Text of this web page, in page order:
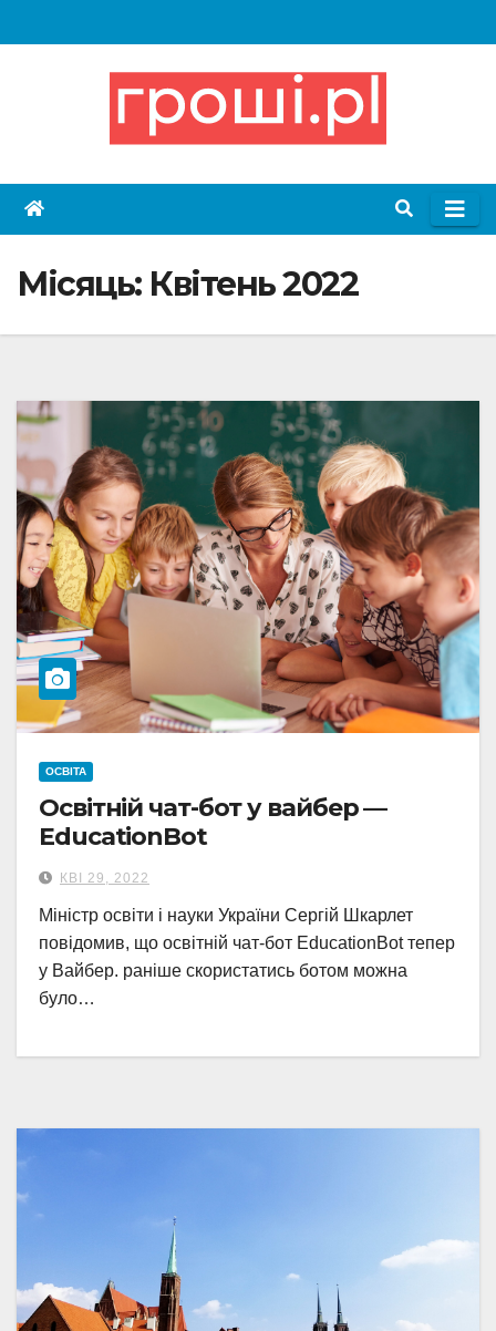
to
Місяць: Квітень 2022
ОСВІТА
Освітній чат-бот у вайбер —
EducationBot
КВІ 29, 2022
Міністр освіти і науки України Сергій Шкарлет
повідомив, що освітній чат-бот EducationBot тепер
у Вайбер. раніше скористатись ботом можна
було…